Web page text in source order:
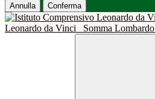
Annulla Conferma
Leonardo da Vinci
Somma Lombardo